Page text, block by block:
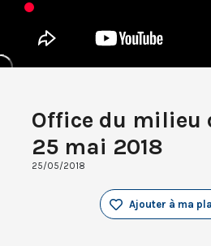
Office du milieu
25 mai 2018
25/05/2018
Ajouter à ma